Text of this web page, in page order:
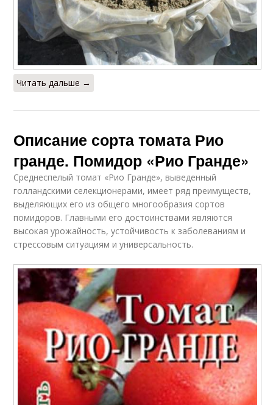
Читать дальше →
Описание сорта томата Рио
гранде. Помидор «Рио Гранде»
Среднеспелый томат «Рио Гранде», выведенный
голландскими селекционерами, имеет ряд преимуществ,
выделяющих его из общего многообразия сортов
помидоров. Главными его достоинствами являются
высокая урожайность, устойчивость к заболеваниям и
стрессовым ситуациям и универсальность.